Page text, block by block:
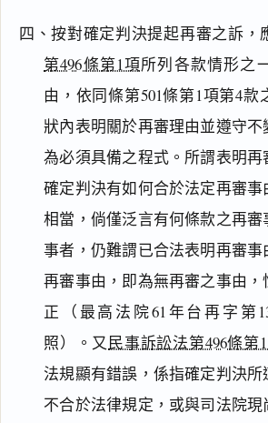
四、按對確定判決提起再審之訴，
第496條第1項所列各款情形之
由，依同條第501條第1項第4
狀內表明關於再審理由並遵守
為必須具備之程式。所謂表明
確定判決有如何合於法定再審
相當，倘僅泛言有何條款之再
事者，仍難謂已合法表明再審
再審事由，即為無再審之事由
正（最高法院61年台再字第
照）。又民事訴訟法第496條第
法規顯有錯誤，係指確定判決
不合於法律規定，或與司法院